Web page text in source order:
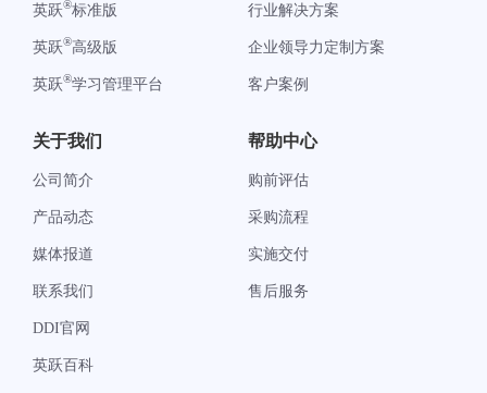
英跃®标准版
英跃®高级版
英跃®学习管理平台
行业解决方案
企业领导力定制方案
客户案例
关于我们
公司简介
产品动态
媒体报道
联系我们
DDI官网
英跃百科
帮助中心
购前评估
采购流程
实施交付
售后服务